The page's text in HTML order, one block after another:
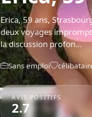
Erica, 59 ans,
deux voyages
la discussion profon…
Sans emploi
AVIS POSITIFS
2.7